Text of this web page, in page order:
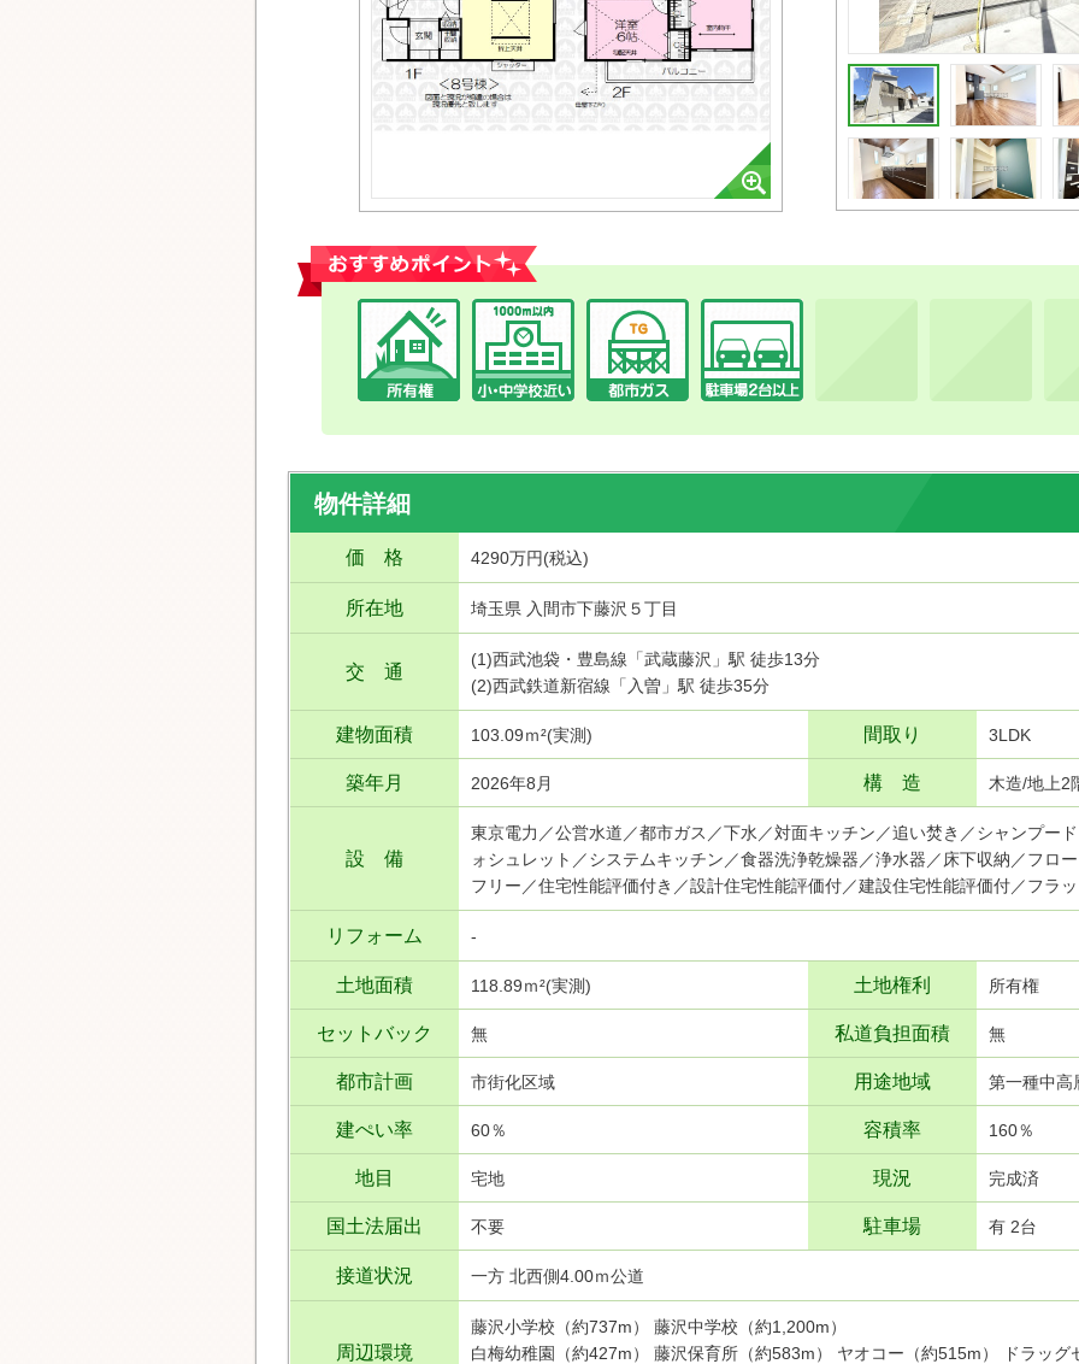
おすすめポイント
物件詳細
価 格 4290万円(税込)
所在地 埼玉県 入間市下藤沢５丁目
交 通
(1)西武池袋・豊島線「武蔵藤沢」駅 徒歩13分
(2)西武鉄道新宿線「入曽」駅 徒歩35分
建物面積 103.09ｍ²(実測) 間取り 3LDK
築年月 2026年8月 構 造 木造/地上2
設 備
東京電力／公営水道／都市ガス／下水／対面キッチン／追い焚き／シャンプー
ォシュレット／システムキッチン／食器洗浄乾燥器／浄水器／床下収納／フロ
フリー／住宅性能評価付き／設計住宅性能評価付／建設住宅性能評価付／フラ
リフォーム -
土地面積 118.89ｍ²(実測) 土地権利 所有権
セットバック 無 私道負担面積 無
都市計画 市街化区域 用途地域 第一種中高
建ぺい率 60％ 容積率 160％
地目 宅地 現況 完成済
国土法届出 不要 駐車場 有 2台
接道状況 一方 北西側4.00ｍ公道
周辺環境
藤沢小学校（約737m） 藤沢中学校（約1,200m）
白梅幼稚園（約427m） 藤沢保育所（約583m） ヤオコー（約515m） ドラッ